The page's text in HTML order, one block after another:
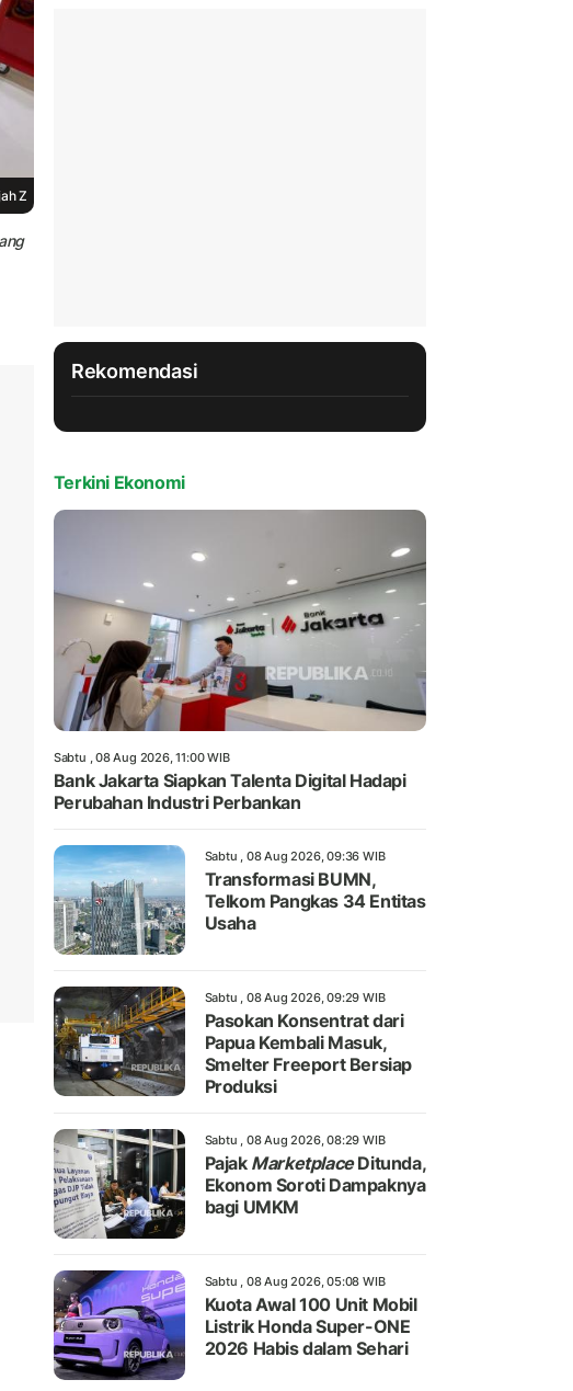
Z
Rekomendasi
Terkini Ekonomi
Sabtu , 08 Aug 2026, 11:00 WIB
Bank Jakarta Siapkan Talenta Digital Hadapi
Perubahan Industri Perbankan
Sabtu , 08 Aug 2026, 09:36 WIB
Transformasi BUMN,
Telkom Pangkas 34 Entitas
Usaha
Sabtu , 08 Aug 2026, 09:29 WIB
Pasokan Konsentrat dari
Papua Kembali Masuk,
Smelter Freeport Bersiap
Produksi
Sabtu , 08 Aug 2026, 08:29 WIB
Pajak MarketplaceDitunda,
Ekonom Soroti Dampaknya
bagi UMKM
Sabtu , 08 Aug 2026, 05:08 WIB
Kuota Awal 100 Unit Mobil
Listrik Honda Super-ONE
2026 Habis dalam Sehari